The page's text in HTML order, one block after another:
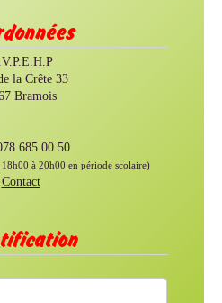
la Crête 33
Bramois
685 00 50
à 20h00 en période scolaire)
Contact